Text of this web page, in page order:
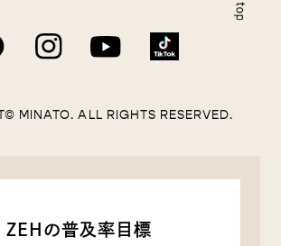
MINATO. ALL RIGHTS RESERVED.
ZEHの普及率目標